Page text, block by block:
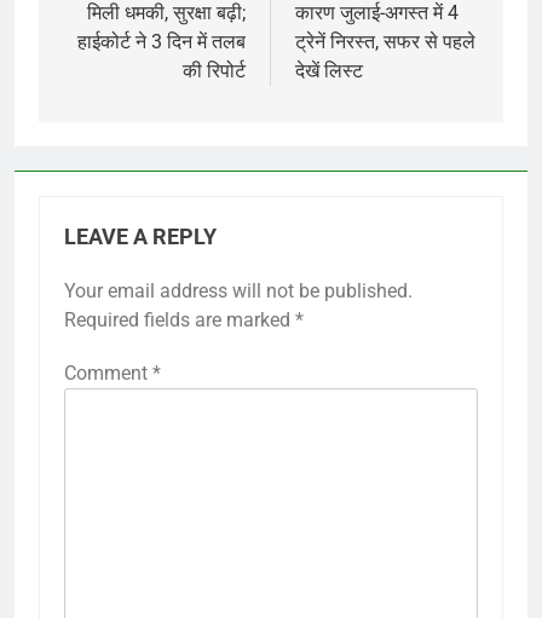
मिली धमकी, सुरक्षा बढ़ी;
हाईकोर्ट ने 3 दिन में तलब
की रिपोर्ट
कारण जुलाई-अगस्त में 4
ट्रेनें निरस्त, सफर से पहले
देखें लिस्ट
LEAVE A REPLY
Your email address will not be published.
Required fields are marked *
Comment *